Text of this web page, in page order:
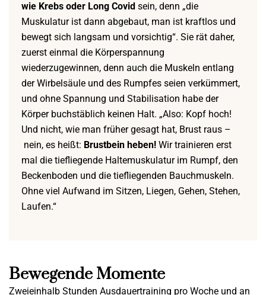
wie Krebs oder Long Covid sein, denn „die
Muskulatur ist dann abgebaut, man ist kraftlos und
bewegt sich langsam und vorsichtig“. Sie rät daher,
zuerst einmal die Körperspannung
wiederzugewinnen, denn auch die Muskeln entlang
der Wirbelsäule und des Rumpfes seien verkümmert,
und ohne Spannung und Stabilisation habe der
Körper buchstäblich keinen Halt. „Also: Kopf hoch!
Und nicht, wie man früher gesagt hat, Brust raus –
nein, es heißt: Brustbein heben!Wir trainieren erst
mal die tiefliegende Haltemuskulatur im Rumpf, den
Beckenboden und die tiefliegenden Bauchmuskeln.
Ohne viel Aufwand im Sitzen, Liegen, Gehen, Stehen,
Laufen.“
Bewegende Momente
Zweieinhalb Stunden Ausdauertraining pro Woche und an